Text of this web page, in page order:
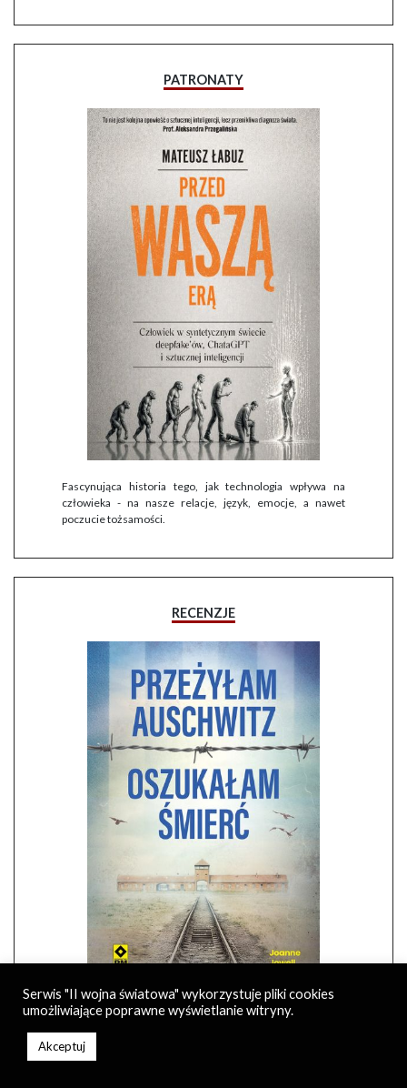
PATRONATY
Fascynująca historia tego, jak technologia wpływa na
człowieka - na nasze relacje, język, emocje, a nawet
poczucie tożsamości.
RECENZJE
Historia Elli Blumenthal, więźniarki Auschwitz, Majdanka i
Serwis "II wojna światowa" wykorzystuje pliki cookies
umożliwiające poprawne wyświetlanie witryny.
Akceptuj